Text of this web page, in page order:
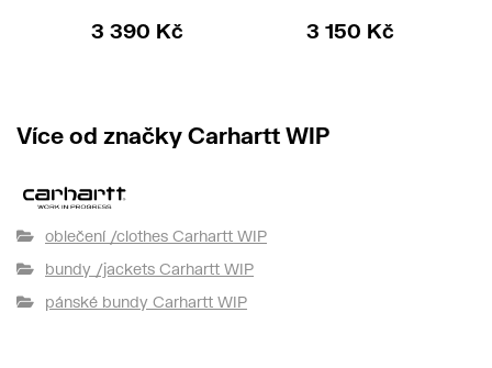
3 390 Kč 3 150 Kč
Více od značky Carhartt WIP
oblečení /clothes Carhartt WIP
bundy /jackets Carhartt WIP
pánské bundy Carhartt WIP